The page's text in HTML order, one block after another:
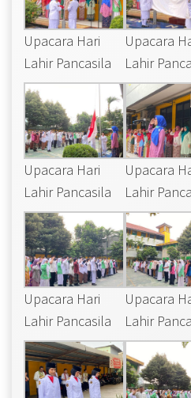
Upacara Hari
Lahir Pancasila
Upacara
Lahir
Upacara Hari
Lahir Pancasila
Upacara
Lahir
Upacara Hari
Lahir Pancasila
Upacara
Lahir